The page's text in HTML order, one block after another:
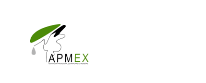
contenido